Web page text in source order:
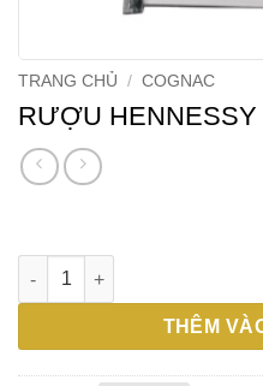
TRANG CHỦ / COGNAC
RƯỢU HENNESSY
RƯỢU HENNESSY VSOP 3L
THÊM